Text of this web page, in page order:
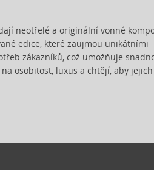
neotřelé a originální vonné
edice, které zaujmou unikátními
zákazníků, což umožňuje
osobitost, luxus a chtějí, aby jejich